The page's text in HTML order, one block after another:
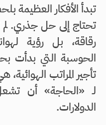
تبدأ الأفكار العظيمة
تحتاج إلى حل جذري. لم
رقاقة، بل رؤية
الحوسبة التي بدأت
تأجير المراتب
لـ «الحاجة» أن
الدولارات.